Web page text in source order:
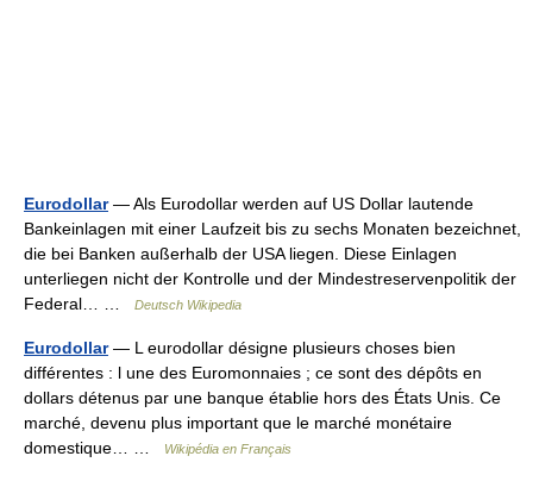
Eurodollar— Als Eurodollar werden auf US Dollar lautende
Bankeinlagen mit einer Laufzeit bis zu sechs Monaten bezeichnet,
die bei Banken außerhalb der USA liegen. Diese Einlagen
unterliegen nicht der Kontrolle und der Mindestreservenpolitik der
Federal… …
Deutsch Wikipedia
Eurodollar— L eurodollar désigne plusieurs choses bien
différentes : l une des Euromonnaies ; ce sont des dépôts en
dollars détenus par une banque établie hors des États Unis. Ce
marché, devenu plus important que le marché monétaire
domestique… …
Wikipédia en Français